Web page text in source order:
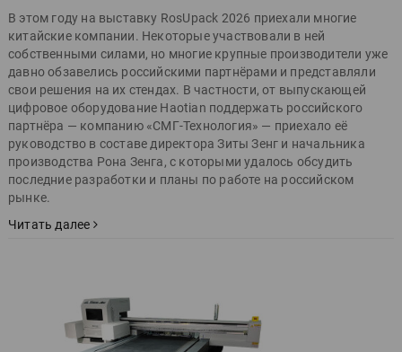
В этом году на выставку RosUpack 2026 приехали многие
китайские компании. Некоторые участвовали в ней
собственными силами, но многие крупные производители уже
давно обзавелись российскими партнёрами и представляли
свои решения на их стендах. В частности, от выпускающей
цифровое оборудование Haotian поддержать российского
партнёра — компанию «СМГ-Технология» — приехало её
руководство в составе директора Зиты Зенг и начальника
производства Рона Зенга, с которыми удалось обсудить
последние разработки и планы по работе на российском
рынке.
Читать далее